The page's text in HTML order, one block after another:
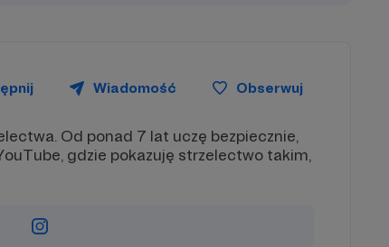
Wiadomość Obserwuj
Od ponad 7 lat uczę bezpiecznie,
gdzie pokazuję strzelectwo takim,